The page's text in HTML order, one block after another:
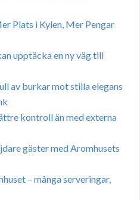
Plats i Kylen, Mer Pengar
upptäcka en ny väg till
av burkar mot stilla elegans
kontroll än med externa
gäster med Aromhusets
– många serveringar,